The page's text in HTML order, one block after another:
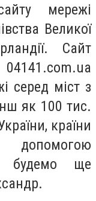
мережі
Великої
Сайт
серед міст з
як 100 тис.
країни
будемо ще